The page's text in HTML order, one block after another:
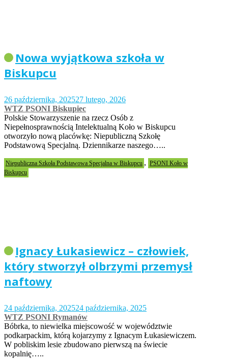
Nowa wyjątkowa szkoła w
Biskupcu
26 października, 202527 lutego, 2026
WTZ PSONI Biskupiec
Polskie Stowarzyszenie na rzecz Osób z
Niepełnosprawnością Intelektualną Koło w Biskupcu
otworzyło nową placówkę: Niepubliczną Szkołę
Podstawową Specjalną. Dziennikarze naszego…..
Niepubliczna Szkoła Podstawowa Specjalna w Biskupcu , PSONI Koło w
Biskupcu
Ignacy Łukasiewicz – człowiek,
który stworzył olbrzymi przemysł
naftowy
24 października, 202524 października, 2025
WTZ PSONI Rymanów
Bóbrka, to niewielka miejscowość w województwie
podkarpackim, którą kojarzymy z Ignacym Łukasiewiczem.
W pobliskim lesie zbudowano pierwszą na świecie
kopalnię…..